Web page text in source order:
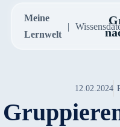
Meine
Lernwelt
12.02.2024